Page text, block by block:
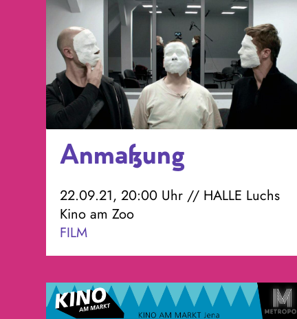
Anmaßung
22.09.21, 20:00 Uhr // HALLE Luchs
Kino am Zoo
FILM